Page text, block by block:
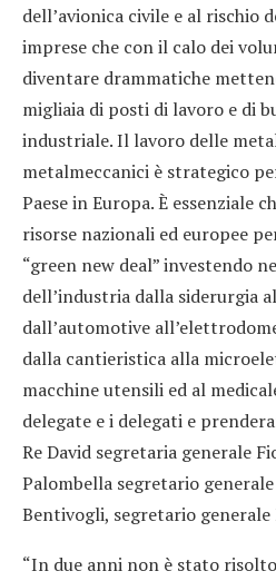
dell’avionica civile e al rischio
imprese che con il calo dei
diventare drammatiche
migliaia di posti di lavoro e di
industriale. Il lavoro delle
metalmeccanici è strategico
Paese in Europa. È essenziale
risorse nazionali ed europee
“green new deal” investendo
dell’industria dalla siderurgia
dall’automotive
dalla cantieristica alla
macchine utensili ed al
delegate e i delegati e
Re David segretaria generale
Palombella segretario
Bentivogli, segretario generale
“In due anni non è stato